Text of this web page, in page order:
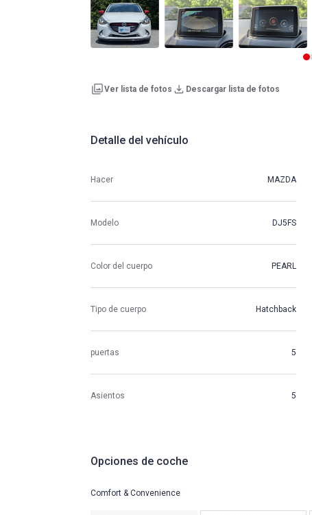
Ver lista de fotos Descargar lista de fotos
Detalle del vehículo
Hacer MAZDA
Modelo DJ5FS
Color del cuerpo PEARL
Tipo de cuerpo Hatchback
puertas 5
Asientos 5
Opciones de coche
Comfort & Convenience